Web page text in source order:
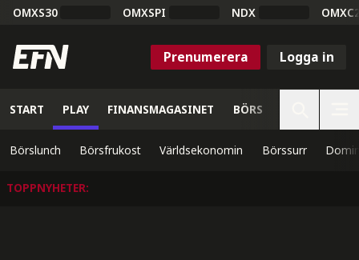
OMXS30 OMXSPI NDX
Prenumerera Logga in
START PLAY FINANSMAGASINET BÖRS
Börslunch Börsfrukost Världsekonomin Börssurr
TOPPNYHETER: